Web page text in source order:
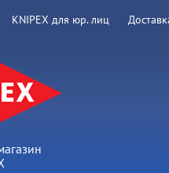
KNIPEX для юр. лиц